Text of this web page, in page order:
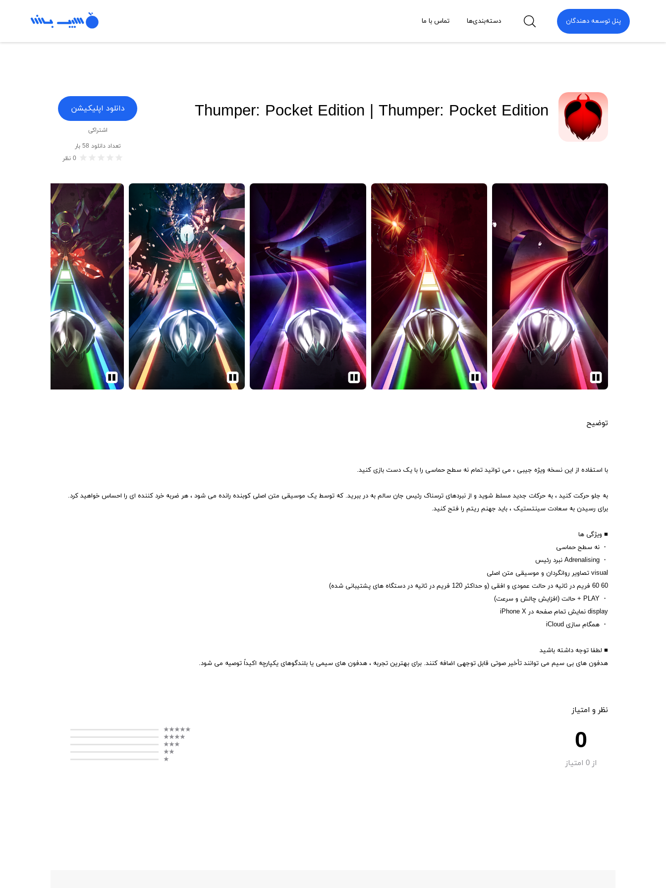
پنل توسعه دهندگان دسته‌بندی‌ها تماس با ما
Thumper: Pocket Edition | Thumper: Pocket Edition دانلود اپلیکیشن
اشتراکی
تعداد دانلود 58 بار
0 نظر
توضیح
با استفاده از این نسخه ویژه جیبی ، می توانید تمام نه سطح حماسی را با یک دست بازی کنید.
به جلو حرکت کنید ، به حرکات جدید مسلط شوید و از نبردهای ترسناک رئیس جان سالم به در ببرید. که توسط یک موسیقی متن اصلی کوبنده رانده می شود ، هر ضربه خرد کننده ای را احساس خواهید کرد.
برای رسیدن به سعادت سینتستیک ، باید جهنم ریتم را فتح کنید.
■ ویژگی ها
・ نه سطح حماسی
・ Adrenalising نبرد رئیس
visual تصاویر روانگردان و موسیقی متن اصلی
60 60 فریم در ثانیه در حالت عمودی و افقی (و حداکثر 120 فریم در ثانیه در دستگاه های پشتیبانی شده)
・ PLAY + حالت (افزایش چالش و سرعت)
display نمایش تمام صفحه در iPhone X
・ همگام سازی iCloud
■ لطفا توجه داشته باشید
هدفون های بی سیم می توانند تأخیر صوتی قابل توجهی اضافه کنند. برای بهترین تجربه ، هدفون های سیمی یا بلندگوهای یکپارچه اکیداً توصیه می شود.
نظر و امتیاز
0
از0 امتیاز